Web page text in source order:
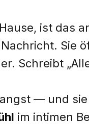
ist das
Sie
Schreibt
— und
im intimen